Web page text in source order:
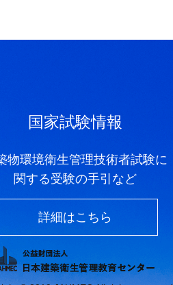
国家試験情報
物環境衛生管理技術者試験に
関する受験の手引など
詳細はこちら